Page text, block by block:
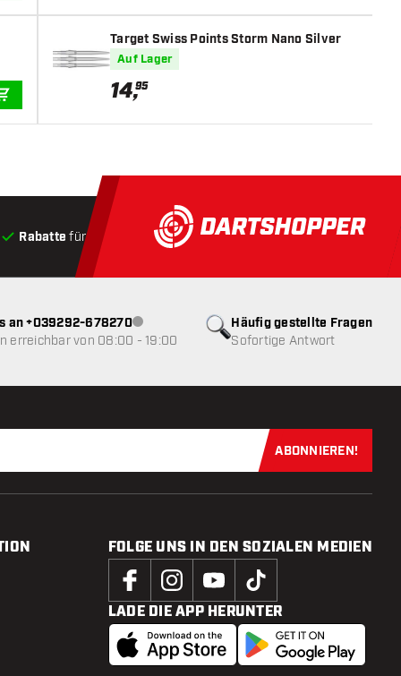
Target Swiss Points Storm Nano Silver
Auf Lager
14,95
Rabatte für Kunden Produkte auf Lager, Versand
Häufig gestellte Fragen
Sofortige Antwort
an +039292-678270Kundenservice nicht verfügbar
erreichbar von 08:00 - 19:00
Jetzt für
ABONNIEREN!
FOLGE UNS IN DEN SOZIALEN MEDIEN
LADE DIE APP HERUNTER